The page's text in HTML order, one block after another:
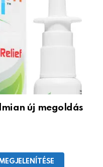
új megoldás